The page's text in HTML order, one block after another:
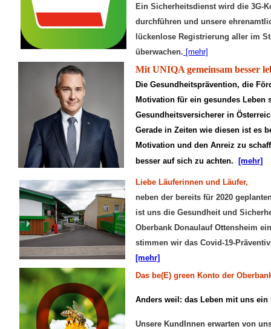
Ein Sicherheitsdienst wird die 3G-
durchführen und unsere
lückenlose Registrierung aller im
überwachen. [mehr]
Mit UNIQA gemeinsam besser
Die Gesundheitsprävention, die
Motivation für ein gesundes Leben
Gesundheitsversicherer in
Gerade in Zeiten wie diesen ist es
Motivation und den Anreiz zu
besser auf sich zu achten. [mehr]
Liebe Läuferinnen und Läufer,
neben der bereits für 2020
ist uns die Gesundheit und
Oberbank Donaulauf Ottensheim
stimmen wir das Covid-19-
[mehr]
Das be(E) green Konto der
Anders weil: das Leben mit uns
Unsere KundInnen erwarten von